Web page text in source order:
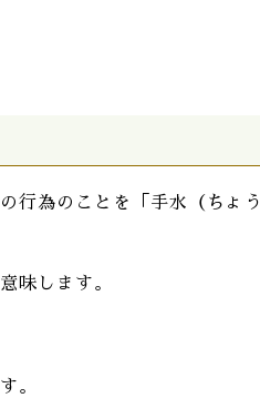
行為のことを「手水（ちょう
味します。
。